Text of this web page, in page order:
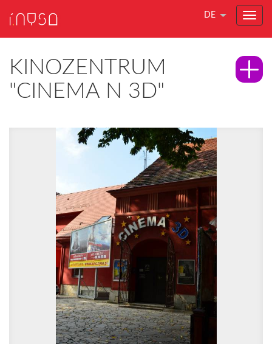
DE
KINOZENTRUM
"CINEMA N 3D"